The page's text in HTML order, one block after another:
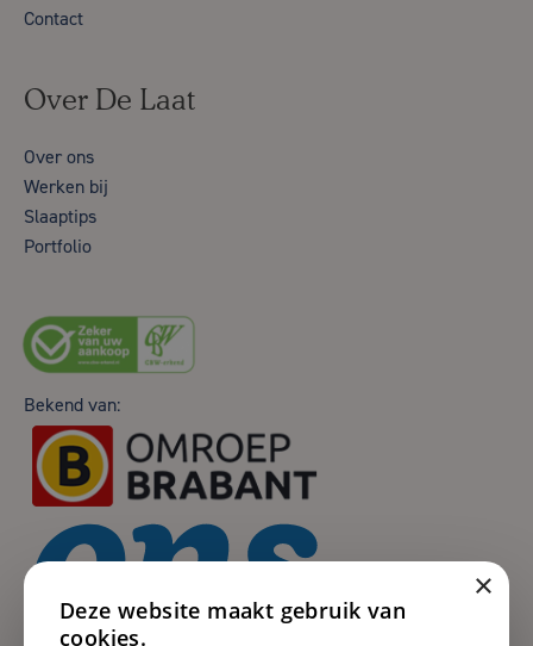
Contact
Over De Laat
Over ons
Werken bij
Slaaptips
Portfolio
Bekend van:
×
Deze website maakt gebruik van
cookies.